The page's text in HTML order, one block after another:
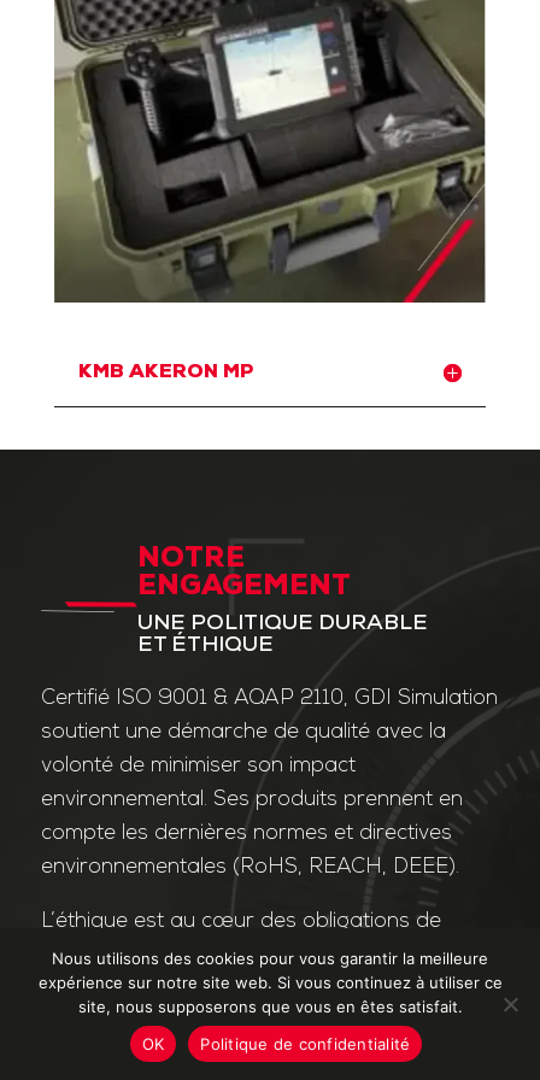
KMB AKERON MP
NOTRE
ENGAGEMENT
UNE POLITIQUE DURABLE
ET ÉTHIQUE
Certifié ISO 9001 & AQAP 2110, GDI Simulation
soutient une démarche de qualité avec la
volonté de minimiser son impact
environnemental. Ses produits prennent en
compte les dernières normes et directives
environnementales (RoHS, REACH, DEEE).
L’éthique est au cœur des obligations de
l’entreprise et de ses valeurs. Nos affaires
sont conduites dans le strict respect des
différentes lois applicables dans le domaine
de la lutte contre la corruption et le trafic
Nous utilisons des cookies pour vous garantir la meilleure
expérience sur notre site web. Si vous continuez à utiliser ce
site, nous supposerons que vous en êtes satisfait.
OK
Politique de confidentialité